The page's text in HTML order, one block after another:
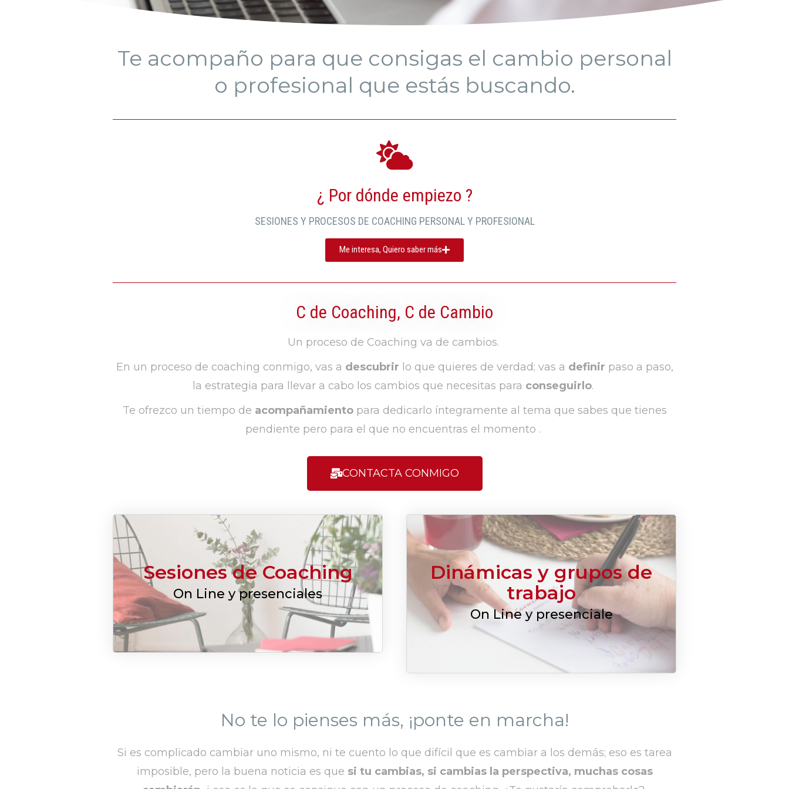
Te acompaño para que consigas el cambio personal
o profesional que estás buscando.
¿ Por dónde empiezo ?
SESIONES Y PROCESOS DE COACHING PERSONAL Y PROFESIONAL
Me interesa, Quiero saber más
C de Coaching, C de Cambio
Un proceso de Coaching va de cambios.
En un proceso de coaching conmigo, vas a descubrir lo que quieres de verdad; vas a definir paso a paso,
la estrategia para llevar a cabo los cambios que necesitas para conseguirlo.
Te ofrezco un tiempo de acompañamientopara dedicarlo íntegramente al tema que sabes que tienes
pendiente pero para el que no encuentras el momento .
CONTACTA CONMIGO
Sesiones de Coaching
On Line y presenciales
Dinámicas y grupos de
trabajo
On Line y presenciale
No te lo pienses más, ¡ponte en marcha!
Si es complicado cambiar uno mismo, ni te cuento lo que difícil que es cambiar a los demás; eso es tarea
imposible, pero la buena noticia es que si tu cambias, si cambias la perspectiva, muchas cosas